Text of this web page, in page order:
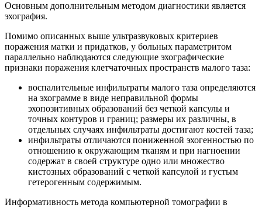
Основным дополнительным методом диагностики является
эхография.
Помимо описанных выше ультразвуковых критериев
поражения матки и придатков, у больных параметритом
параллельно наблюдаются следующие эхографические
признаки поражения клетчаточных пространств малого таза:
воспалительные инфильтраты малого таза определяются
на эхограмме в виде неправильной формы
эхопозитивных образований без четкой капсулы и
точных контуров и границ; размеры их различны, в
отдельных случаях инфильтраты достигают костей таза;
инфильтраты отличаются пониженной эхогенностью по
отношению к окружающим тканям и при нагноении
содержат в своей структуре одно или множество
кистозных образований с четкой капсулой и густым
гетерогенным содержимым.
Информативность метода компьютерной томографии в